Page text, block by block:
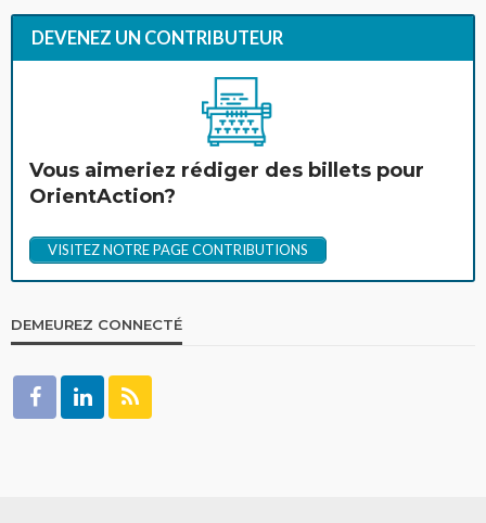
DEVENEZ UN CONTRIBUTEUR
Vous aimeriez rédiger des billets pour
OrientAction?
VISITEZ NOTRE PAGE CONTRIBUTIONS
DEMEUREZ CONNECTÉ